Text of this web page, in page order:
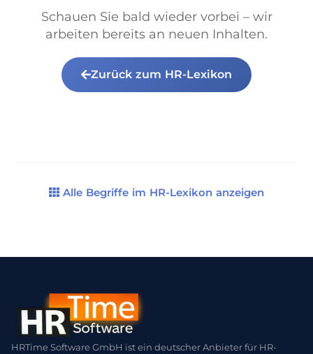
Schauen Sie bald wieder vorbei – wir
arbeiten bereits an neuen Inhalten.
Zurück zum HR-Lexikon
Alle Begriffe im HR-Lexikon anzeigen
HRTime Software GmbH ist ein deutscher Anbieter für HR-